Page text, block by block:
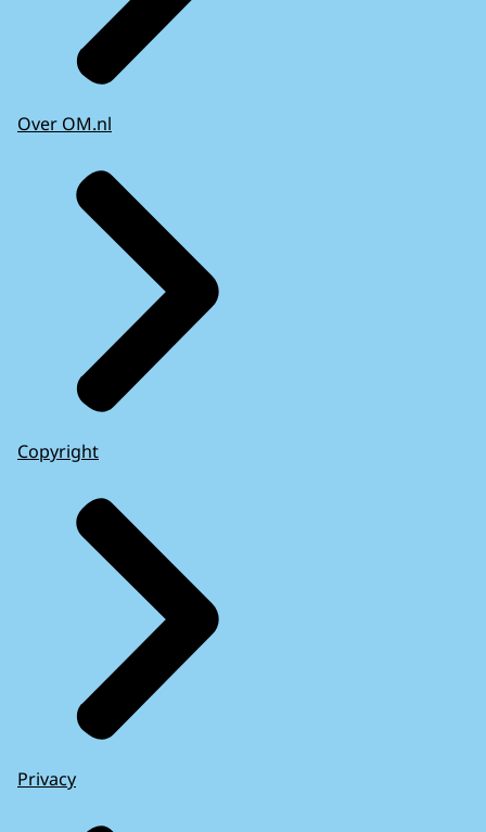
Over OM.nl
Copyright
Privacy